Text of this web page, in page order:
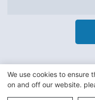
版权所有 © 2023 广州市
We use cookies to ensure
on and off our website.